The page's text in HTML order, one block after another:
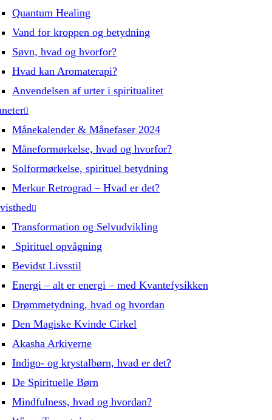
Quantum Healing
Vand for kroppen og betydning
Søvn, hvad og hvorfor?
Hvad kan Aromaterapi?
Anvendelsen af urter i spiritualitet
Månekalender & Månefaser 2024
Måneformørkelse, hvad og hvorfor?
Solformørkelse, spirituel betydning
Merkur Retrograd – Hvad er det?
Transformation og Selvudvikling
Spirituel opvågning
Bevidst Livsstil
Energi – alt er energi – med Kvantefysikken
Drømmetydning, hvad og hvordan
Den Magiske Kvinde Cirkel
Akasha Arkiverne
Indigo- og krystalbørn, hvad er det?
De Spirituelle Børn
Mindfulness, hvad og hvordan?